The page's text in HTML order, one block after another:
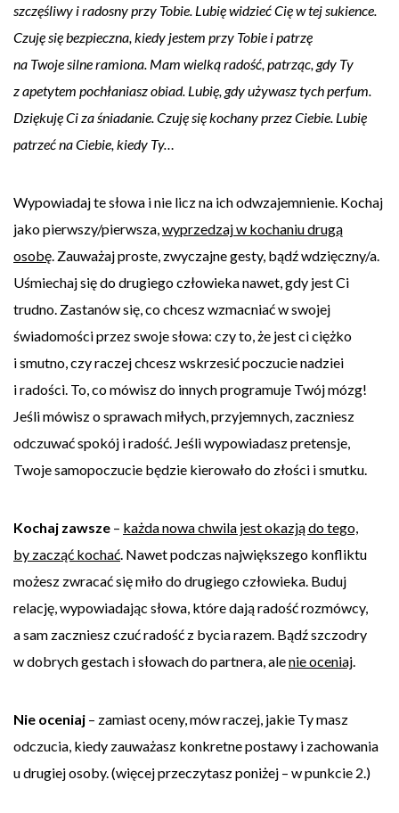
szczęśliwy i radosny przy Tobie. Lubię widzieć Cię w tej sukience.
Czuję się bezpieczna, kiedy jestem przy Tobie i patrzę
na Twoje silne ramiona. Mam wielką radość, patrząc, gdy Ty
z apetytem pochłaniasz obiad. Lubię, gdy używasz tych perfum.
Dziękuję Ci za śniadanie. Czuję się kochany przez Ciebie. Lubię
patrzeć na Ciebie, kiedy Ty…
Wypowiadaj te słowa i nie licz na ich odwzajemnienie. Kochaj
jako pierwszy/pierwsza, wyprzedzaj w kochaniu drugą
osobę . Zauważaj proste, zwyczajne gesty, bądź wdzięczny/a.
Uśmiechaj się do drugiego człowieka nawet, gdy jest Ci
trudno. Zastanów się, co chcesz wzmacniać w swojej
świadomości przez swoje słowa: czy to, że jest ci ciężko
i smutno, czy raczej chcesz wskrzesić poczucie nadziei
i radości. To, co mówisz do innych programuje Twój mózg!
Jeśli mówisz o sprawach miłych, przyjemnych, zaczniesz
odczuwać spokój i radość. Jeśli wypowiadasz pretensje,
Twoje samopoczucie będzie kierowało do złości i smutku.
Kochaj zawsze – każda nowa chwila jest okazją do tego,
by zacząć kochać . Nawet podczas największego konfliktu
możesz zwracać się miło do drugiego człowieka. Buduj
relację, wypowiadając słowa, które dają radość rozmówcy,
a sam zaczniesz czuć radość z bycia razem. Bądź szczodry
w dobrych gestach i słowach do partnera, alenie oceniaj
Nie oceniaj – zamiast oceny, mów raczej, jakie Ty masz
odczucia, kiedy zauważasz konkretne postawy i zachowania
u drugiej osoby. (więcej przeczytasz poniżej – w punkcie 2.)